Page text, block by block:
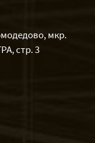
мкр.
стр. 3